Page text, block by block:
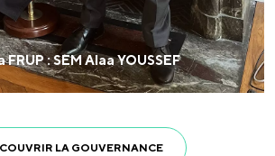
: SEM Alaa YOUSSEF
LA GOUVERNANCE